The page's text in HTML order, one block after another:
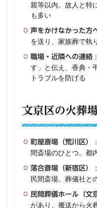
親等以内。故人と特
も多い
声をかけなかった方
を送り、家族葬で執
職場・近隣への連絡
す」と伝え、香典・
トラブルを防げる
文京区の火葬
町屋斎場（荒川区）
間斎場のひとつ。都
落合斎場（新宿区）
民間斎場。葬儀社と
民間葬儀ホール（文
があり、搬送から火